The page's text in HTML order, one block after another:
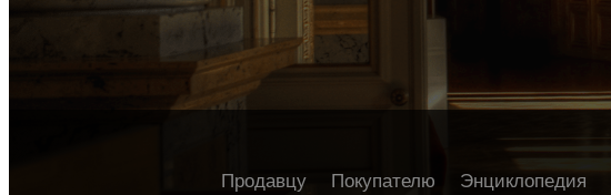
Продавцу Покупателю Энциклопедия